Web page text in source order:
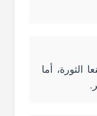
الثورة، أما